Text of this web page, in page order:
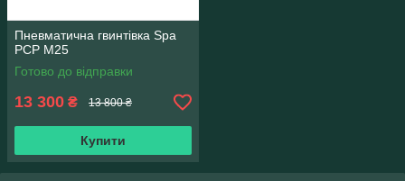
Пневматична гвинтівка Spa
PCP M25
Готово до відправки
13 300 ₴ 13 800 ₴
Купити